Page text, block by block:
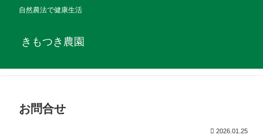
自然農法で健康生活
きもつき農園
お問合せ
2026.01.25